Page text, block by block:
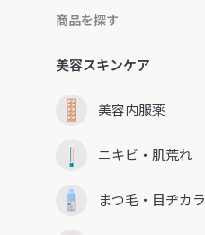
商品を探す
美容スキンケア
美容内服薬
ニキビ・肌荒れ
まつ毛・目ヂカラ